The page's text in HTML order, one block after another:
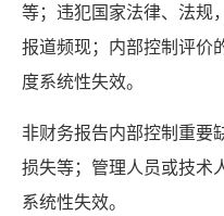
等；违犯国家法律、法规
报道频现；内部控制评价
度系统性失效。
非财务报告内部控制重要
损失等；管理人员或技术
系统性失效。